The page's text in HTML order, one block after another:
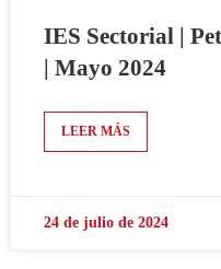
IES Sectorial |
| Mayo 2024
LEER MÁS
24 de julio de 2024